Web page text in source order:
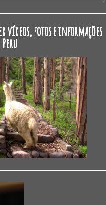
vídeos, fotos e informações